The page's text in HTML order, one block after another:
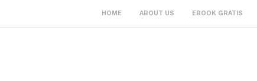
HOME ABOUT US EBOOK GRATIS